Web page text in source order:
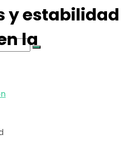
y estabilidad
la